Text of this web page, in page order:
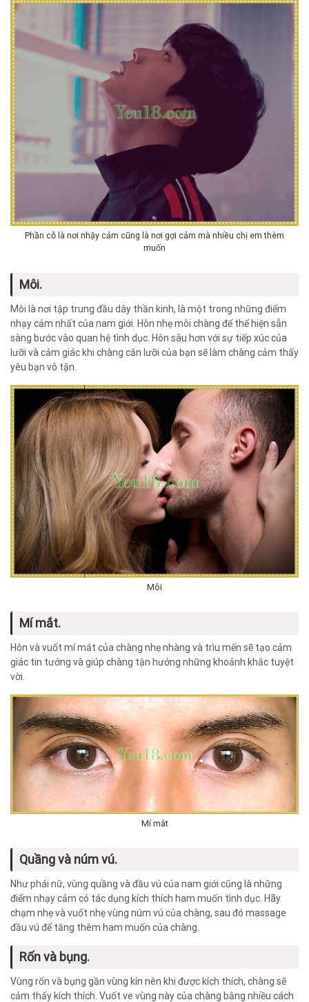
Phần cỗ là nơi nhậy cảm cũng là nơi gợi cảm mà nhiều chị em thèm
muốn
Môi.
Môi là nơi tập trung đầu dây thần kinh, là một trong những điểm
nhạy cảm nhất của nam giới. Hôn nhẹ môi chàng để thể hiện sẵn
sàng bước vào quan hệ tình dục. Hôn sâu hơn với sự tiếp xúc của
lưỡi và cảm giác khi chàng cắn lưỡi của bạn sẽ làm chàng cảm thấy
yêu bạn vô tận.
Môi
Mí mắt.
Hôn và vuốt mí mắt của chàng nhẹ nhàng và trìu mến sẽ tạo cảm
giác tin tưởng và giúp chàng tận hưởng những khoảnh khắc tuyệt
vời.
Mí mắt
Quầng và núm vú.
Như phái nữ, vùng quầng và đầu vú của nam giới cũng là những
điểm nhạy cảm có tác dụng kích thích ham muốn tình dục. Hãy
chạm nhẹ và vuốt nhẹ vùng núm vú của chàng, sau đó massage
đầu vú để tăng thêm ham muốn của chàng.
Rốn và bụng.
Vùng rốn và bụng gần vùng kín nên khi được kích thích, chàng sẽ
cảm thấy kích thích. Vuốt ve vùng này của chàng bằng nhiều cách